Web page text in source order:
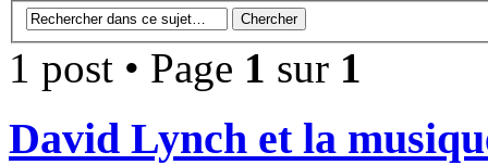
1 post • Page 1 sur 1
David Lynch et la